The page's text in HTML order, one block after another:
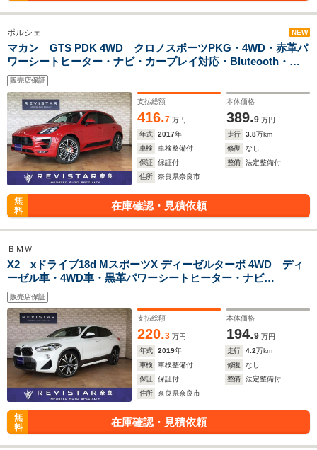
ポルシェ NEW
マカン GTS PDK 4WD クロノスポーツPKG・4WD・赤革パ
ワーシートヒーター・ナビ・カープレイ対応・Bluteooth・
USB・サイドカメラ・バックカメラ・コーナーセンサー・ダイ
ナミックハイビーム・レッドキャリパー・21インチアルミホイ
ル
販売店保証
支払総額
416.7 万円
本体価格
389.9 万円
年式
2017年 走行 3.8万km
車検
車検整備付 修復
なし
保証
保証付 整備
法定整備付
住所
奈良県奈良市
無
料
在庫確認・見積依頼
ＢＭＷ
X2 xドライブ18d MスポーツX ディーゼルターボ 4WD ディ
ーゼル車・4WD車・黒革パワーシートヒーター・ナビ
TVBluetooth・USB・タイプC・追突軽減車・アダクティブク
ルーズコントロール・ブライドスポット・ヘッドアップディス
プレイ・ヒルディセントコントロール
販売店保証
支払総額
220.3 万円
本体価格
194.9 万円
年式
2019年 走行 4.2万km
車検
車検整備付 修復
なし
保証
保証付 整備
法定整備付
住所
奈良県奈良市
無
料
在庫確認・見積依頼